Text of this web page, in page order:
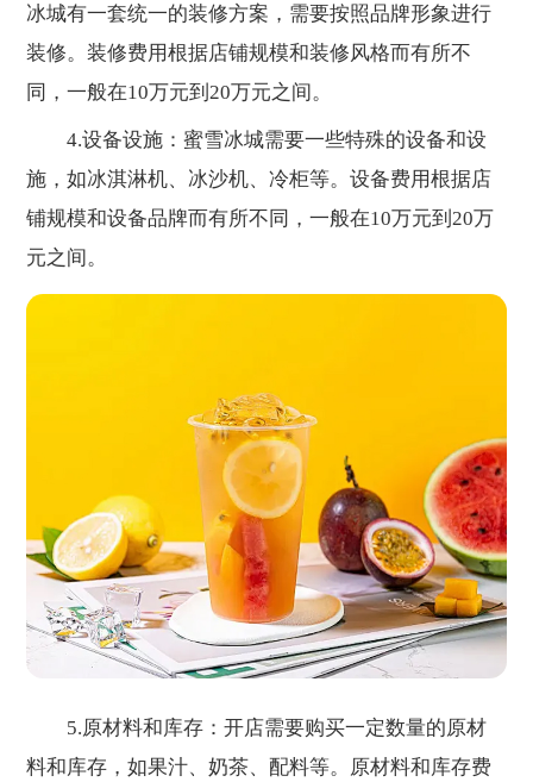
冰城有一套统一的装修方案，需要按照品牌形象进行
装修。装修费用根据店铺规模和装修风格而有所不
同，一般在10万元到20万元之间。
4.设备设施：蜜雪冰城需要一些特殊的设备和设
施，如冰淇淋机、冰沙机、冷柜等。设备费用根据店
铺规模和设备品牌而有所不同，一般在10万元到20万
元之间。
5.原材料和库存：开店需要购买一定数量的原材
料和库存，如果汁、奶茶、配料等。原材料和库存费